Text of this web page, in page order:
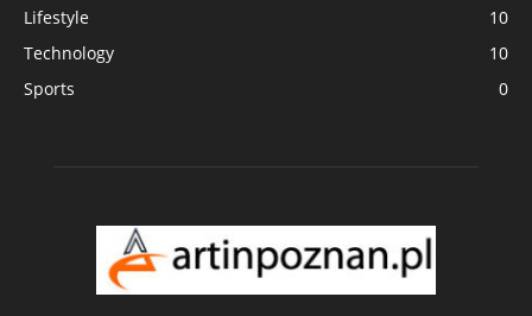
Lifestyle
10
Technology
10
Sports
0